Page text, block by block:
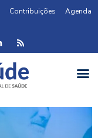
Contribuições
Agenda